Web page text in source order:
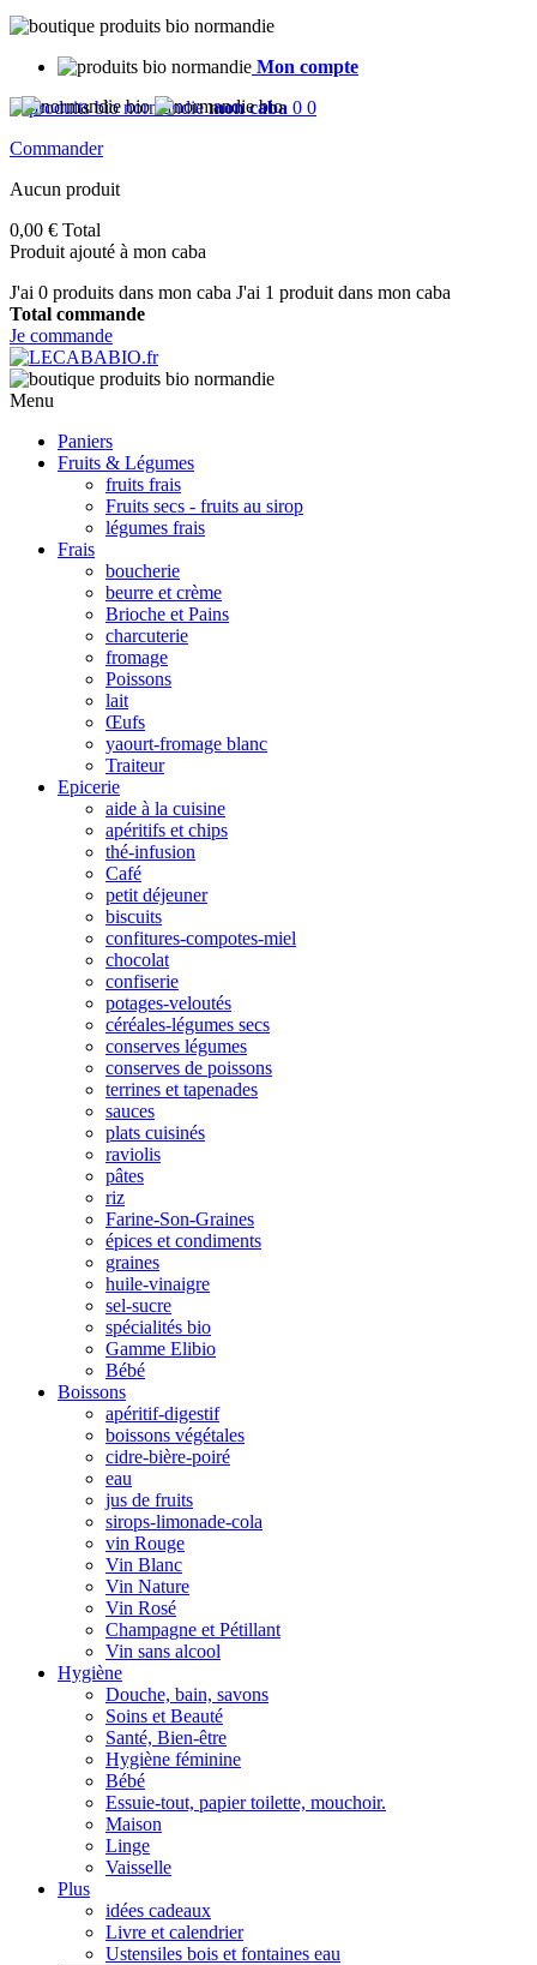
Mon compte
mon caba 0 0
Commander
Aucun produit
0,00 € Total
Produit ajouté à mon caba
J'ai 0 produits dans mon caba J'ai 1 produit dans mon caba
Total commande
Je commande
Menu
Paniers
Fruits & Légumes
fruits frais
Fruits secs - fruits au sirop
légumes frais
Frais
boucherie
beurre et crème
Brioche et Pains
charcuterie
fromage
Poissons
lait
Œufs
yaourt-fromage blanc
Traiteur
Epicerie
aide à la cuisine
apéritifs et chips
thé-infusion
Café
petit déjeuner
biscuits
confitures-compotes-miel
chocolat
confiserie
potages-veloutés
céréales-légumes secs
conserves légumes
conserves de poissons
terrines et tapenades
sauces
plats cuisinés
raviolis
pâtes
riz
Farine-Son-Graines
épices et condiments
graines
huile-vinaigre
sel-sucre
spécialités bio
Gamme Elibio
Bébé
Boissons
apéritif-digestif
boissons végétales
cidre-bière-poiré
eau
jus de fruits
sirops-limonade-cola
vin Rouge
Vin Blanc
Vin Nature
Vin Rosé
Champagne et Pétillant
Vin sans alcool
Hygiène
Douche, bain, savons
Soins et Beauté
Santé, Bien-être
Hygiène féminine
Bébé
Essuie-tout, papier toilette, mouchoir.
Maison
Linge
Vaisselle
Plus
idées cadeaux
Livre et calendrier
Ustensiles bois et fontaines eau